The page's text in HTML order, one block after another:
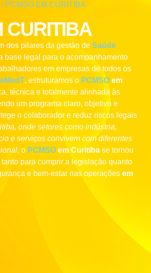
/ PCMSO EM CURITIBA
CURITIBA
dos pilares da gestão de Saúde
base legal para o acompanhamento
em empresas de todos os
, estruturamos o PCMSO em
técnica e totalmente alinhada às
um programa claro, objetivo e
o colaborador e reduz riscos legais
onde setores como indústria,
e serviços convivem com diferentes
, o PCMSO em Curitiba se tornou
para cumprir a legislação quanto
e bem-estar nas operações em